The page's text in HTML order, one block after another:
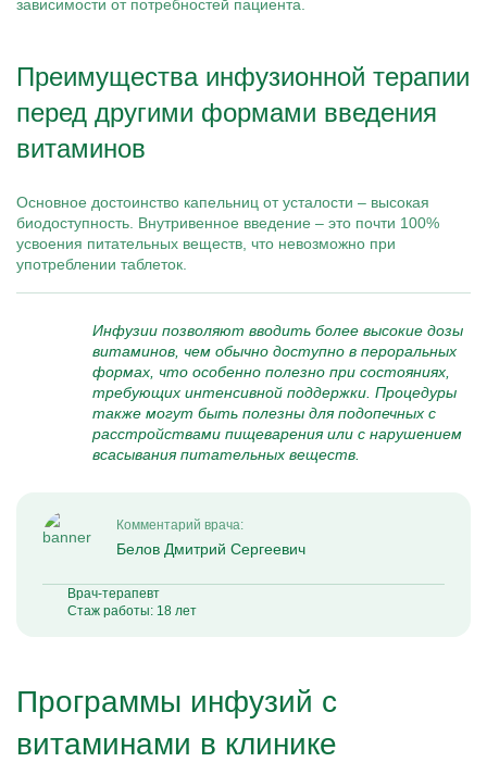
зависимости от потребностей пациента.
Преимущества инфузионной терапии
перед другими формами введения
витаминов
Основное достоинство капельниц от усталости – высокая
биодоступность. Внутривенное введение – это почти 100%
усвоения питательных веществ, что невозможно при
употреблении таблеток.
Инфузии позволяют вводить более высокие дозы
витаминов, чем обычно доступно в пероральных
формах, что особенно полезно при состояниях,
требующих интенсивной поддержки. Процедуры
также могут быть полезны для подопечных с
расстройствами пищеварения или с нарушением
всасывания питательных веществ.
Комментарий врача:
Белов Дмитрий Сергеевич
Врач-терапевт
Стаж работы: 18 лет
Программы инфузий с
витаминами в клинике